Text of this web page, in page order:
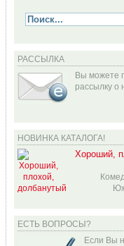
РАССЫЛКА
Вы можете
рассылку о
НОВИНКА КАТАЛОГА!
Хороший,
ЕСТЬ ВОПРОСЫ?
Если Вы